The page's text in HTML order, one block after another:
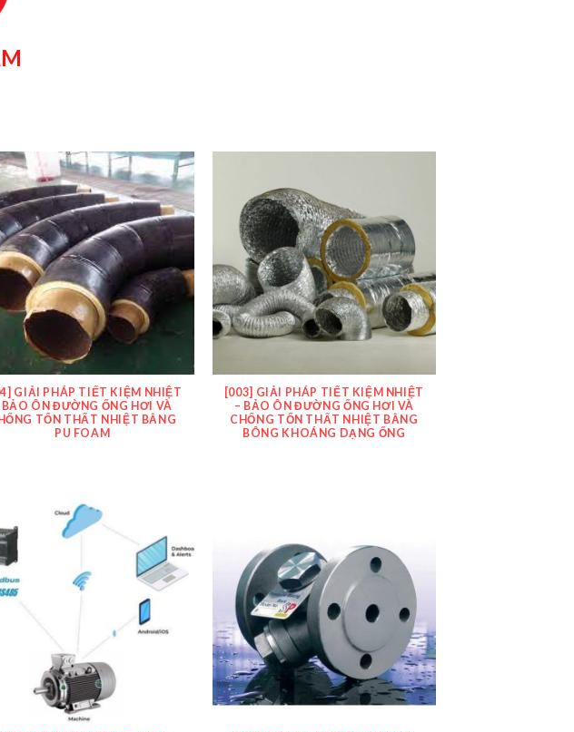
GIẢI PHÁP TIẾT KIỆM NHIỆT
BẢO ÔN ĐƯỜNG ỐNG HƠI VÀ
TỔN THẤT NHIỆT BẰNG
PU FOAM
[003] GIẢI PHÁP TIẾT KIỆM NHIỆT
– BẢO ÔN ĐƯỜNG ỐNG HƠI VÀ
CHỐNG TỔN THẤT NHIỆT BẰNG
BÔNG KHOÁNG DẠNG ỐNG